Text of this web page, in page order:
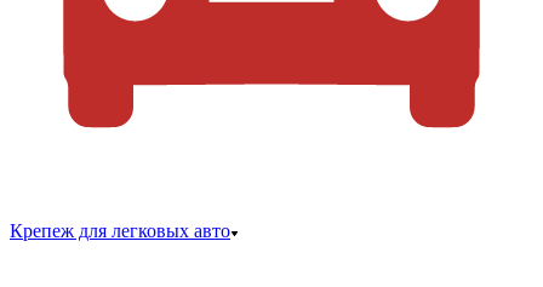
Крепеж для легковых авто